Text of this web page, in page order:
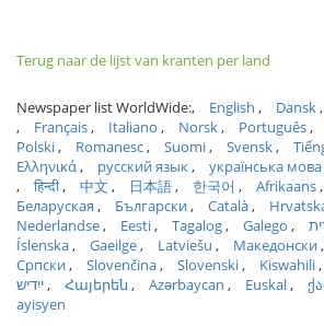
Terug naar de lijst van kranten per land
Newspaper list WorldWide: English Dansk
Français
Italiano Norsk Português
Polski
Romanesc Suomi Svensk
Ελληνικά
русский язык українська мова
हिन्दी
中文 日本語 한국어 Afrikaans
Беларуская
Български Català
Nederlandse
Eesti Tagalog Galego
Íslenska
Gaeilge Latviešu Македонски
Српски
Slovenčina Slovenski Kiswahili
ייִדיש
Հայերեն Azərbaycan Euskal
ayisyen